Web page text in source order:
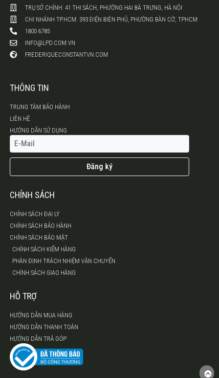
TRỤ SỞ CHÍNH: 41 THI SÁCH, PHƯỜNG HAI BÀ TRƯNG, HÀ NỘI
CHI NHÁNH TP.HCM: 393 ĐIỆN BIÊN PHỦ, PHƯỜNG BÀN CỜ, TPHCM
1800 6785
INFO@LPD.COM.VN
FREDERIQUECONSTANTVN.COM
THÔNG TIN
TRUNG TÂM BẢO HÀNH
LIÊN HỆ
HƯỚNG DẪN SỬ DỤNG
Đăng ký
CHÍNH SÁCH
CHÍNH SÁCH ĐẠI LÝ
CHÍNH SÁCH BẢO HÀNH
CHÍNH SÁCH BẢO MẬT
CHÍNH SÁCH KIỂM HÀNG
PHÂN ĐỊNH TRÁCH NHIỆM VẬN CHUYỂN
CHÍNH SÁCH GIAO HÀNG
HỖ TRỢ
HƯỚNG DẪN MUA HÀNG
HƯỚNG DẪN THANH TOÁN
HƯỚNG DẪN TRẢ GÓP